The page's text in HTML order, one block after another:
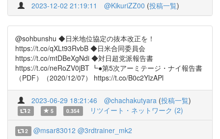
2023-12-02 21:19:11 @KikuriZZ00 (投稿一覧)
@sohbunshu ◆日米地位協定の抜本改正を！
https://t.co/qXLt93RvbB ◆日米合同委員会
https://t.co/mtDBeXgNdi ◆対日超党派報告書
https://t.co/neRoZV0jBT ┗●第5次アーミテージ・ナイ報告書
（PDF）（2020/12/07） https://t.co/B0c2YlzAPl
2023-06-29 18:21:46 @chachakutyara (投稿一覧)
2 5 0.354 リツイート・ネットワーク (2)
2 @msar83012 @3rdtrainer_mk2